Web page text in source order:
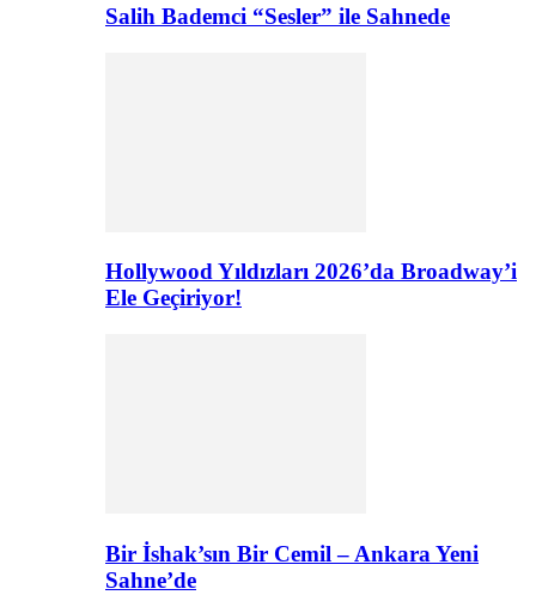
Salih Bademci “Sesler” ile Sahnede
Hollywood Yıldızları 2026’da Broadway’i
Ele Geçiriyor!
Bir İshak’sın Bir Cemil – Ankara Yeni
Sahne’de